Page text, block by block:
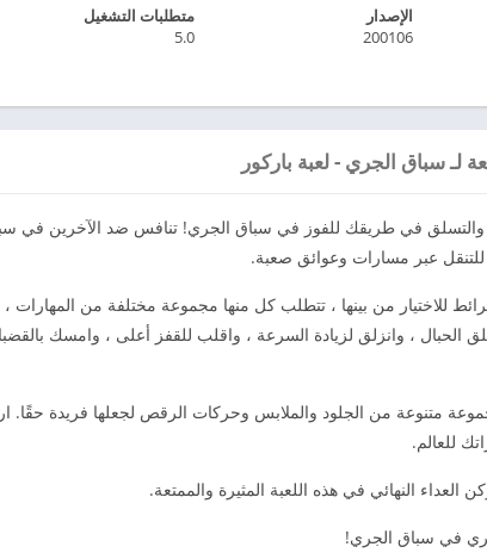
الإصدار
200106
متطلبات التشغيل
5.0
لـ سباق الجري - لعبة باركور
والتسلق في طريقك للفوز في سباق الجري! تنافس ضد الآخرين في
للتنقل عبر مسارات وعوائق صعبة.
للاختيار من بينها ، تتطلب كل منها مجموعة مختلفة من المهارات
الحبال ، وانزلق لزيادة السرعة ، واقلب للقفز أعلى ، وامسك
متنوعة من الجلود والملابس وحركات الرقص لجعلها فريدة حقًا.
للعالم.
العداء النهائي في هذه اللعبة المثيرة والممتعة.
في سباق الجري!